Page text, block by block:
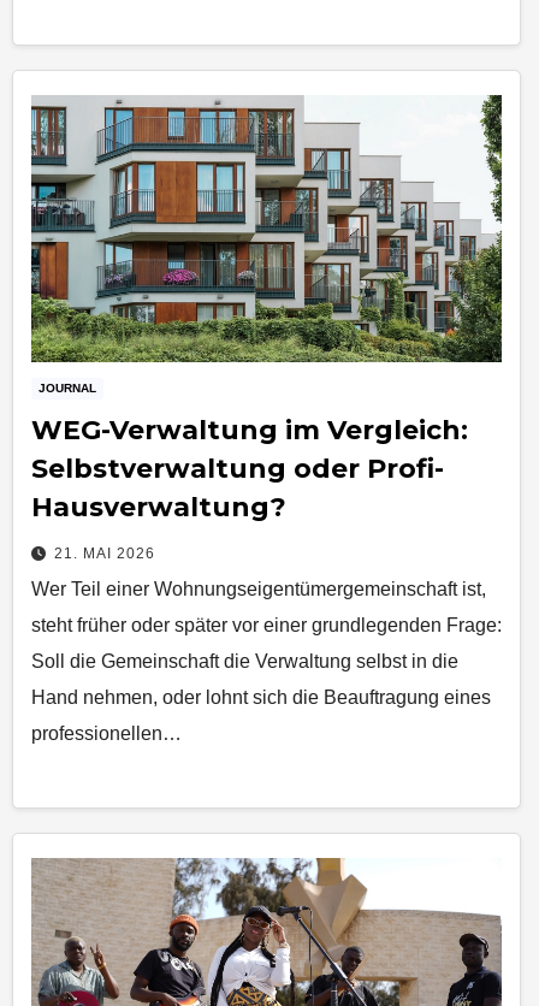
JOURNAL
WEG-Verwaltung im Vergleich:
Selbstverwaltung oder Profi-
Hausverwaltung?
21. MAI 2026
Wer Teil einer Wohnungseigentümergemeinschaft ist,
steht früher oder später vor einer grundlegenden Frage:
Soll die Gemeinschaft die Verwaltung selbst in die
Hand nehmen, oder lohnt sich die Beauftragung eines
professionellen…